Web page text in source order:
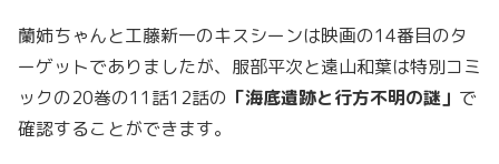
蘭姉ちゃんと工藤新一のキスシーンは映画の14番目のタ
ーゲットでありましたが、服部平次と遠山和葉は特別コミ
ックの20巻の11話12話の 「海底遺跡と行方不明の謎」 で
確認することができます。